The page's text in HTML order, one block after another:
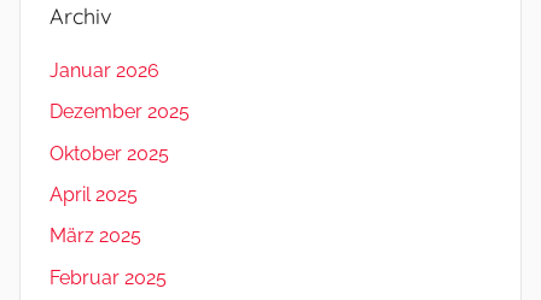
Archiv
Januar 2026
Dezember 2025
Oktober 2025
April 2025
März 2025
Februar 2025